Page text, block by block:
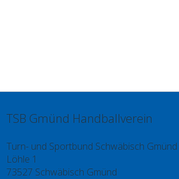
TSB Gmünd Handballverein
Turn- und Sportbund Schwäbisch Gmünd
Löhle 1
73527 Schwäbisch Gmünd